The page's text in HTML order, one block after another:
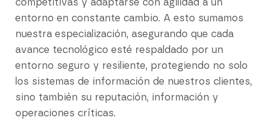
competitivas y adaptarse con agilidad a un
entorno en constante cambio. A esto sumamos
nuestra especialización, asegurando que cada
avance tecnológico esté respaldado por un
entorno seguro y resiliente, protegiendo no solo
los sistemas de información de nuestros clientes,
sino también su reputación, información y
operaciones críticas.